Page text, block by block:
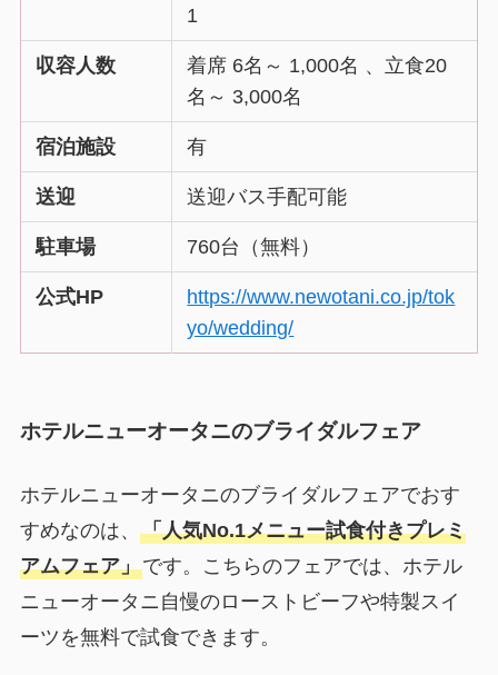
1
収容人数
着席 6名～ 1,000名 、立食20
名～ 3,000名
宿泊施設 有
送迎 送迎バス手配可能
駐車場 760台（無料）
公式HP
https://www.newotani.co.jp/tok
yo/wedding/
ホテルニューオータニのブライダルフェア
ホテルニューオータニのブライダルフェアでおす
すめなのは、 「人気No.1メニュー試食付きプレミ
アムフェア」です。こちらのフェアでは、ホテル
ニューオータニ自慢のローストビーフや特製スイ
ーツを無料で試食できます。